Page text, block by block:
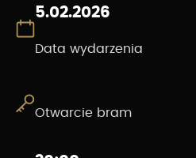
5.02.2026
Data wydarzenia
Otwarcie bram